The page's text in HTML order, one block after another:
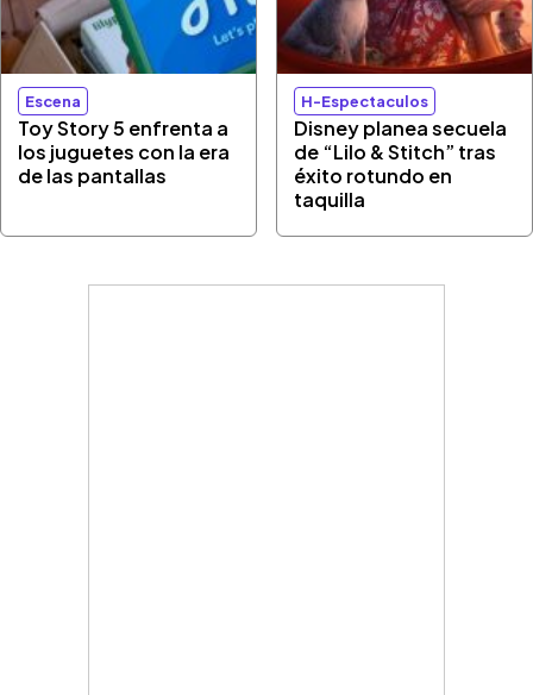
Escena
Toy Story 5 enfrenta a
los juguetes con la era
de las pantallas
H-Espectaculos
Disney planea secuela
de “Lilo & Stitch” tras
éxito rotundo en
taquilla